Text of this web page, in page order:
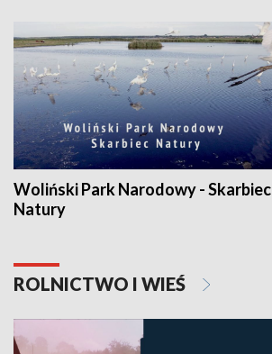
Woliński Park Narodowy - Skarbiec
Natury
ROLNICTWO I WIEŚ